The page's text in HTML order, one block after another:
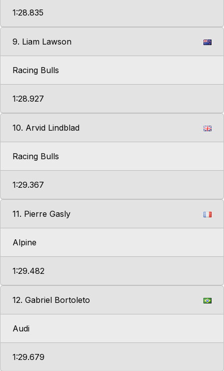
1:28.835
9. Liam Lawson
Racing Bulls
1:28.927
10. Arvid Lindblad
Racing Bulls
1:29.367
11. Pierre Gasly
Alpine
1:29.482
12. Gabriel Bortoleto
Audi
1:29.679